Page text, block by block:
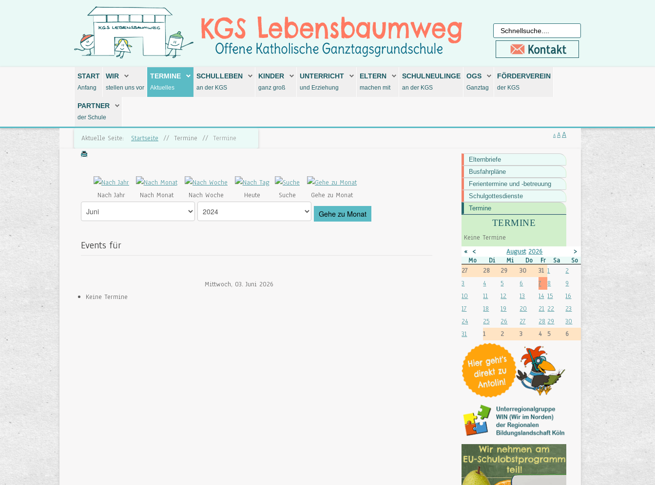
START
Anfang
WIR
stellen uns vor
TERMINE
Aktuelles
SCHULLEBEN
an der KGS
KINDER
ganz groß
UNTERRICHT
und Erziehung
ELTERN
machen mit
SCHULNEULINGE
an der KGS
OGS
Ganztag
FÖRDERVEREIN
der KGS
PARTNER
der Schule
Aktuelle Seite: Startseite // Termine // Termine A AA
Nach Jahr Nach Monat Nach Woche Heute Suche Gehe zu Monat
Gehe zu Monat
Events für
Mittwoch, 03. Juni 2026
Keine Termine
Elternbriefe
Busfahrpläne
Ferientermine und -betreuung
Schulgottesdienste
Termine
TERMINE
Keine Termine
« < August 2026 >
Mo
Di Mi Do Fr Sa
So
27
28 29 30 31 1
2
3
4 5 6 7 8
9
10
11 12 13 14 15
16
17
18 19 20 21 22
23
24
25 26 27 28 29
30
31
1 2 3 4 5 6